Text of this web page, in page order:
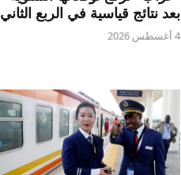
بعد نتائج قياسية في الربع الثاني
4 أغسطس 2026